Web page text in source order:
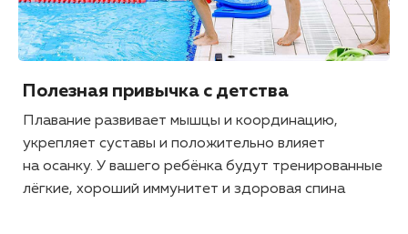
Полезная привычка с детства
Плавание развивает мышцы и координацию,
укрепляет суставы и положительно влияет
на осанку. У вашего ребёнка будут тренированные
лёгкие, хороший иммунитет и здоровая спина